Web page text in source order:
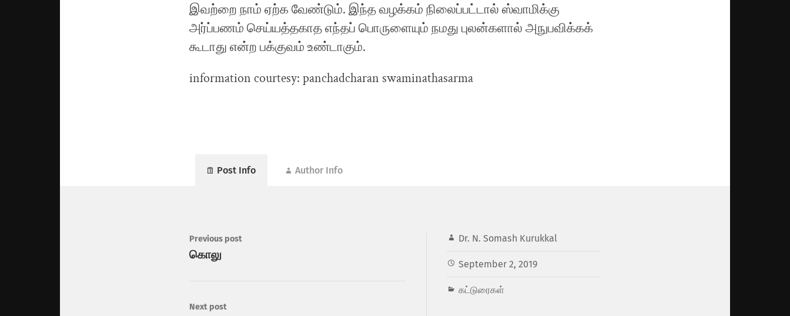
இவற்றை நாம் ஏற்க வேண்டும். இந்த வழக்கம் நிலைப்பட்டால் ஸ்வாமிக்கு
அர்ப்பணம் செய்யத்தகாத எந்தப் பொருளையும் நமது புலன்களால் அநுபவிக்கக்
கூடாது என்ற பக்குவம் உண்டாகும்.
information courtesy: panchadcharan swaminathasarma
Post Info Author Info
Dr. N. Somash Kurukkal
September 2, 2019
கட்டுரைகள்
Previous post
கொலு
Next post